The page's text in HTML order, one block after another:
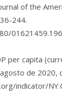
of the
244.
per capita
de 2020,
indicator/